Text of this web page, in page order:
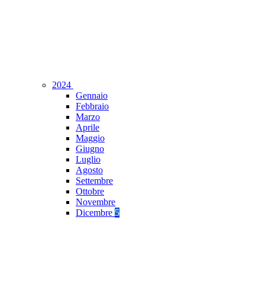
2024
Gennaio
Febbraio
Marzo
Aprile
Maggio
Giugno
Luglio
Agosto
Settembre
Ottobre
Novembre
Dicembre 5